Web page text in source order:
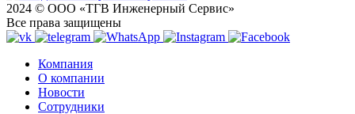
2024 © ООО «ТГВ Инженерный Сервис»
Все права защищены
Компания
О компании
Новости
Сотрудники